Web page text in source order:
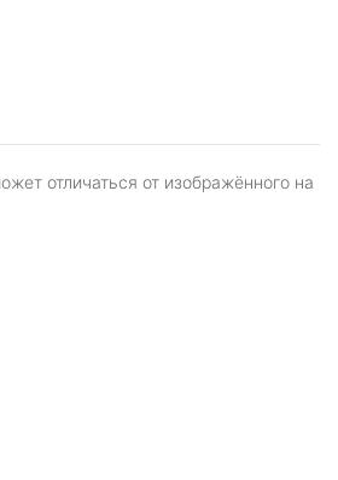
отличаться от изображённого на